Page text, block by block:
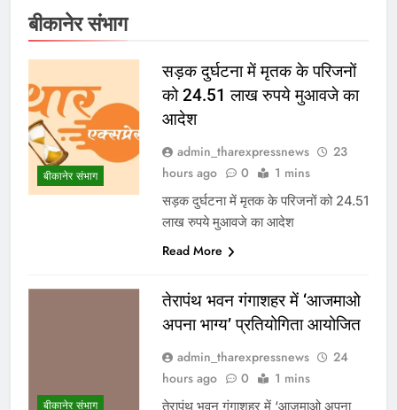
बीकानेर संभाग
बीकानेर संभाग
सड़क दुर्घटना में मृतक के परिजनों
को 24.51 लाख रुपये मुआवजे का
आदेश
admin_tharexpressnews
23
hours ago
0 1 mins
सड़क दुर्घटना में मृतक के परिजनों को 24.51
लाख रुपये मुआवजे का आदेश
Read More
बीकानेर संभाग
तेरापंथ भवन गंगाशहर में ‘आजमाओ
अपना भाग्य’ प्रतियोगिता आयोजित
admin_tharexpressnews
24
hours ago
0 1 mins
तेरापंथ भवन गंगाशहर में ‘आजमाओ अपना